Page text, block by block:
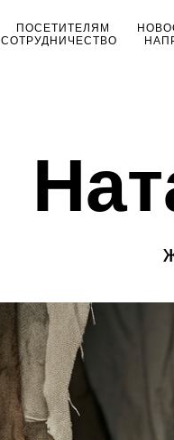
ПОСЕТИТЕЛЯМ
СОТРУДНИЧЕСТВО